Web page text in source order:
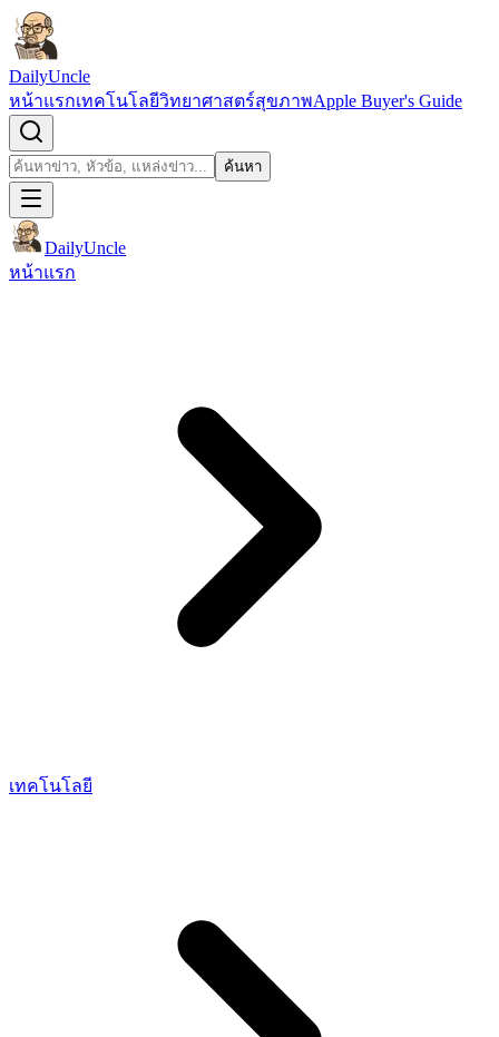
ข้ามไปยังเนื้อหา
DailyUncle
หน้าแรกเทคโนโลยีวิทยาศาสตร์สุขภาพApple Buyer's Guide
ค้นหา ค้นหา
DailyUncle
หน้าแรก
เทคโนโลยี